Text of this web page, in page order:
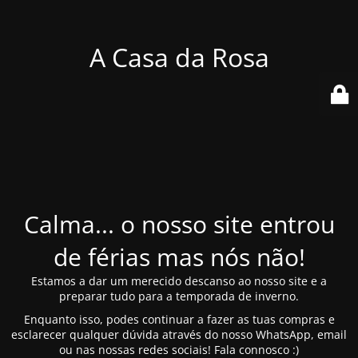
A Casa da Rosa
Calma... o nosso site entrou
de férias mas nós não!
Estamos a dar um merecido descanso ao nosso site e a
preparar tudo para a temporada de inverno.
Enquanto isso, podes continuar a fazer as tuas compras e
esclarecer qualquer dúvida através do nosso WhatsApp, email
ou nas nossas redes sociais! Fala connosco :)